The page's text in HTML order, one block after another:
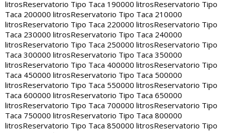
litrosReservatorio Tipo Taca 190000 litrosReservatorio Tipo
Taca 200000 litrosReservatorio Tipo Taca 210000
litrosReservatorio Tipo Taca 220000 litrosReservatorio Tipo
Taca 230000 litrosReservatorio Tipo Taca 240000
litrosReservatorio Tipo Taca 250000 litrosReservatorio Tipo
Taca 300000 litrosReservatorio Tipo Taca 350000
litrosReservatorio Tipo Taca 400000 litrosReservatorio Tipo
Taca 450000 litrosReservatorio Tipo Taca 500000
litrosReservatorio Tipo Taca 550000 litrosReservatorio Tipo
Taca 600000 litrosReservatorio Tipo Taca 650000
litrosReservatorio Tipo Taca 700000 litrosReservatorio Tipo
Taca 750000 litrosReservatorio Tipo Taca 800000
litrosReservatorio Tipo Taca 850000 litrosReservatorio Tipo